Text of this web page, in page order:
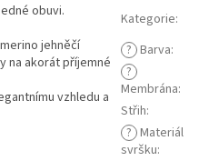
obuvi.
jehněčí
na akorát příjemné
vzhledu a
Kategorie:
? Barva:
?
Membrána:
Střih:
? Materiál
svršku: